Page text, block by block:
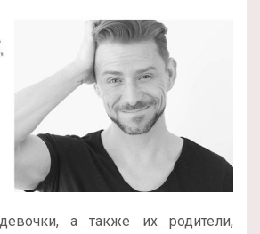
а также их родители,